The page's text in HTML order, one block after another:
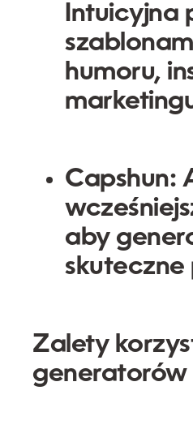
Intuicyjna
humoru,
Capshun:
aby
skuteczne
Zalety